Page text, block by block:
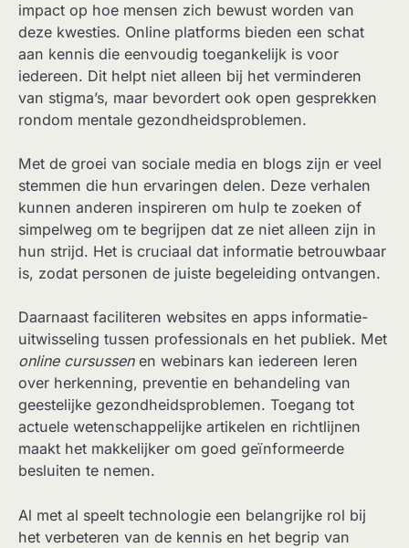
impact op hoe mensen zich bewust worden van
deze kwesties. Online platforms bieden een schat
aan kennis die eenvoudig toegankelijk is voor
iedereen. Dit helpt niet alleen bij het verminderen
van stigma’s, maar bevordert ook open gesprekken
rondom mentale gezondheidsproblemen.
Met de groei van sociale media en blogs zijn er veel
stemmen die hun ervaringen delen. Deze verhalen
kunnen anderen inspireren om hulp te zoeken of
simpelweg om te begrijpen dat ze niet alleen zijn in
hun strijd. Het is cruciaal dat informatie betrouwbaar
is, zodat personen de juiste begeleiding ontvangen.
Daarnaast faciliteren websites en apps informatie-
uitwisseling tussen professionals en het publiek. Met
online cursussenen webinars kan iedereen leren
over herkenning, preventie en behandeling van
geestelijke gezondheidsproblemen. Toegang tot
actuele wetenschappelijke artikelen en richtlijnen
maakt het makkelijker om goed geïnformeerde
besluiten te nemen.
Al met al speelt technologie een belangrijke rol bij
het verbeteren van de kennis en het begrip van